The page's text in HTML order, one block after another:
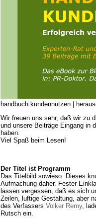
handbuch kundennutzen |
Wir freuen uns sehr, daß wir zu
und unsere Beiträge Eingang in
haben.
Viel Spaß beim Lesen!
Der Titel ist Programm
Das Titelbild sowieso. Dieses
Aufmachung daher. Fester
lassen vergessen, daß es sich
Zeilen, luftige Gestaltung, aber
des Verfassers Volker Remy,
Rutsch ein.